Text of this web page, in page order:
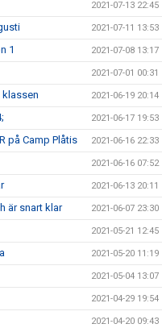
2021-07-13 22:45
2021-07-11 13:53
1 2021-07-08 13:17
2021-07-01 00:31
klassen 2021-06-19 20:14
2021-06-17 19:53
på Camp Plåtis 2021-06-16 22:33
2021-06-16 07:52
2021-06-13 20:11
är snart klar 2021-06-07 23:30
2021-05-21 12:45
2021-05-20 11:19
2021-05-04 13:07
2021-04-29 19:54
2021-04-20 09:43